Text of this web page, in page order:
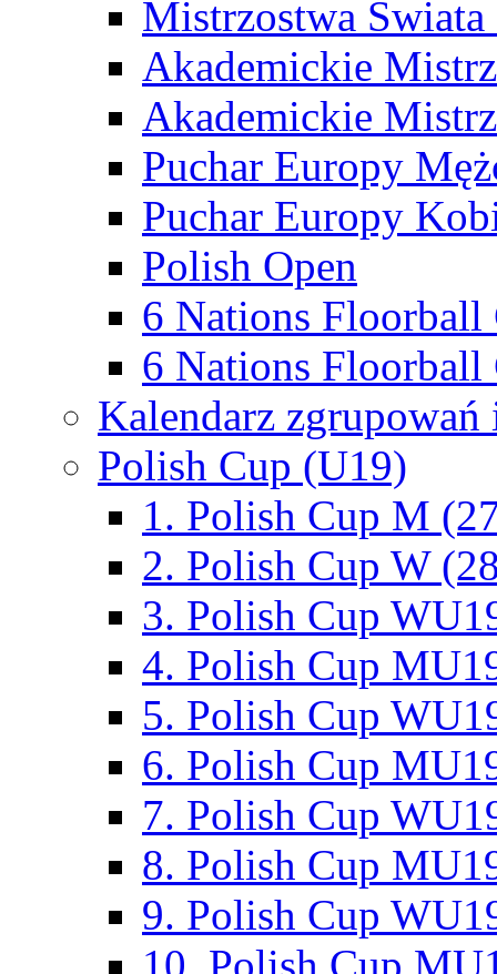
Mistrzostwa
Akademickie
Akademickie
Puchar Europy
Puchar Europy
Polish Open
6 Nations Floorball
6 Nations Floorball
Kalendarz
Polish Cup (U19)
1. Polish Cup M
2. Polish Cup W
3. Polish Cup
4. Polish Cup
5. Polish Cup
6. Polish Cup
7. Polish Cup
8. Polish Cup
9. Polish Cup
10. Polish Cup